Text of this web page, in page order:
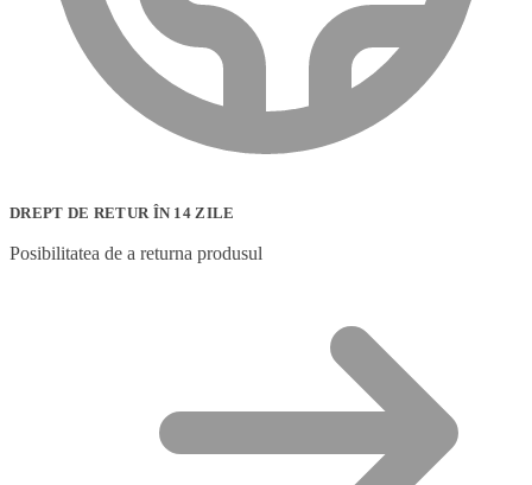
DREPT DE RETUR ÎN 14 ZILE
Posibilitatea de a returna produsul